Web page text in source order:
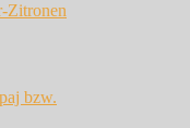
Zitronen
bzw.